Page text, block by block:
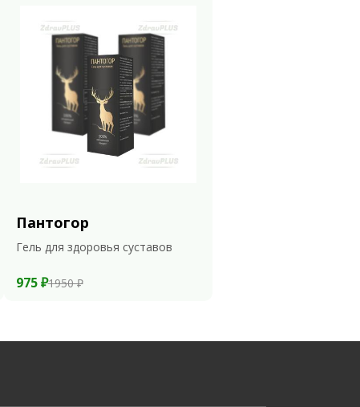
Пантогор
Гель для здоровья суставов
975 ₽1950 ₽